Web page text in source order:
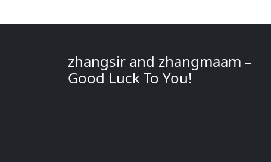
zhangsir and zhangmaam –
Good Luck To You!